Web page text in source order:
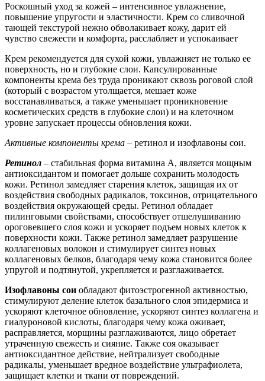
Роскошный уход за кожей – интенсивное увлажнение,
повышение упругости и эластичности. Крем со сливочной
тающей текстурой нежно обволакивает кожу, дарит ей
чувство свежести и комфорта, расслабляет и успокаивает
Крем рекомендуется для сухой кожи, увлажняет не только ее
поверхность, но и глубокие слои. Капсулированные
компоненты крема без труда проникают сквозь роговой слой
(который с возрастом утолщается, мешает коже
восстанавливаться, а также уменьшает проникновение
косметических средств в глубокие слои) и на клеточном
уровне запускает процессы обновления кожи.
Активные компоненты крема – ретинол и изофлавоны сои.
Ретинол – стабильная форма витамина А, является мощным
антиоксидантом и помогает дольше сохранить молодость
кожи. Ретинол замедляет старения клеток, защищая их от
воздействия свободных радикалов, токсинов, отрицательного
воздействия окружающей среды. Ретинол обладает
пилинговыми свойствами, способствует отшелушиванию
ороговевшего слоя кожи и ускоряет подъем новых клеток к
поверхности кожи. Также ретинол замедляет разрушение
коллагеновых волокон и стимулирует синтез новых
коллагеновых белков, благодаря чему кожа становится более
упругой и подтянутой, укрепляется и разглаживается.
Изофлавоны сои обладают фитоэстрогенной активностью,
стимулируют деление клеток базального слоя эпидермиса и
ускоряют клеточное обновление, ускоряют синтез коллагена и
гиалуроновой кислоты, благодаря чему кожа оживает,
расправляется, морщины разглаживаются, лицо обретает
утраченную свежесть и сияние. Также соя оказывает
антиоксидантное действие, нейтрализует свободные
радикалы, уменьшает вредное воздействие ультрафиолета,
защищает клетки и ткани от повреждений.